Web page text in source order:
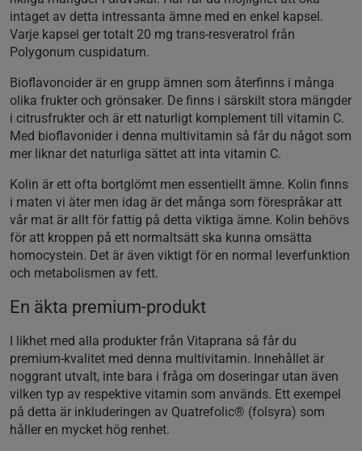
intaget av detta intressanta ämne med en enkel kapsel.
Varje kapsel ger totalt 20 mg trans-resveratrol från
Polygonum cuspidatum.
Bioflavonoider är en grupp ämnen som återfinns i många
olika frukter och grönsaker. De finns i särskilt stora mängder
i citrusfrukter och är ett naturligt komplement till vitamin C.
Med bioflavonider i denna multivitamin så får du något som
mer liknar det naturliga sättet att inta vitamin C.
Kolin är ett ofta bortglömt men essentiellt ämne. Kolin finns
i maten vi äter men idag är det många som förespråkar att
vår mat är allt för fattig på detta viktiga ämne. Kolin behövs
för att kroppen på ett normaltsätt ska kunna omsätta
homocystein. Det är även viktigt för en normal leverfunktion
och metabolismen av fett.
En äkta premium-produkt
I likhet med alla produkter från Vitaprana så får du
premium-kvalitet med denna multivitamin. Innehållet är
noggrant utvalt, inte bara i fråga om doseringar utan även
vilken typ av respektive vitamin som används. Ett exempel
på detta är inkluderingen av Quatrefolic® (folsyra) som
håller en mycket hög renhet.